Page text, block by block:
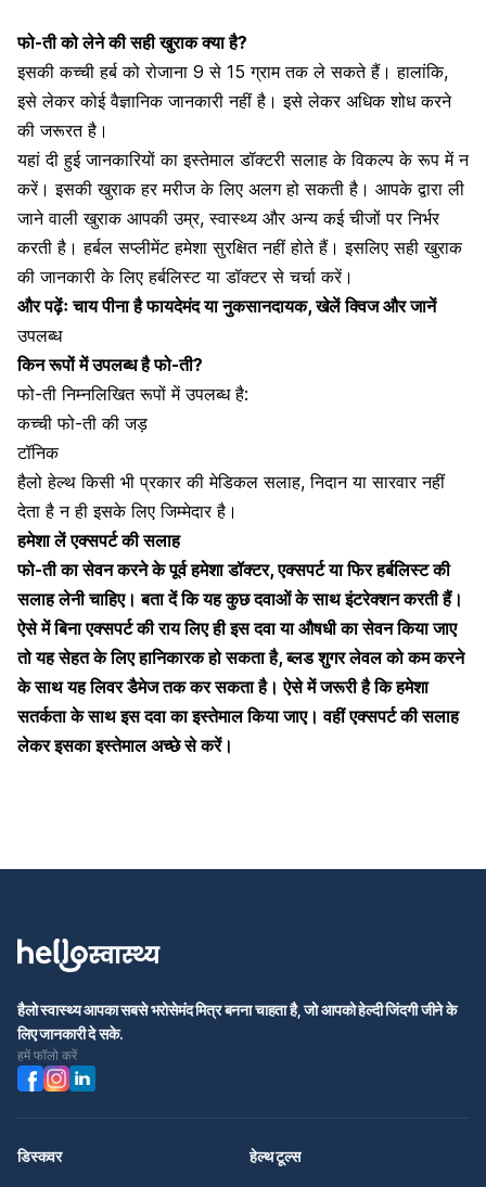
फो-ती को लेने की सही खुराक क्या है?
इसकी कच्ची हर्ब को रोजाना 9 से 15 ग्राम तक ले सकते हैं। हालांकि,
इसे लेकर कोई वैज्ञानिक जानकारी नहीं है। इसे लेकर अधिक शोध करने
की जरूरत है।
यहां दी हुई जानकारियों का इस्तेमाल डॉक्टरी सलाह के विकल्प के रूप में न
करें। इसकी खुराक हर मरीज के लिए अलग हो सकती है। आपके द्वारा ली
जाने वाली खुराक आपकी उम्र, स्वास्थ्य और अन्य कई चीजों पर निर्भर
करती है। हर्बल सप्लीमेंट हमेशा सुरक्षित नहीं होते हैं। इसलिए सही खुराक
की जानकारी के लिए हर्बलिस्ट या डॉक्टर से चर्चा करें।
और पढ़ेंःचाय पीना है फायदेमंद या नुकसानदायक, खेलें क्विज और जानें
उपलब्ध
किन रूपों में उपलब्ध है फो-ती?
फो-ती निम्नलिखित रूपों में उपलब्ध है:
कच्ची फो-ती की जड़
टॉनिक
हैलो हेल्थ किसी भी प्रकार की मेडिकल सलाह, निदान या सारवार नहीं
देता है न ही इसके लिए जिम्मेदार है।
हमेशा लें एक्सपर्ट की सलाह
फो-ती का सेवन करने के पूर्व हमेशा डॉक्टर, एक्सपर्ट या फिर हर्बलिस्ट की
सलाह लेनी चाहिए। बता दें कि यह कुछ दवाओं के साथ इंटरेक्शन करती हैं।
ऐसे में बिना एक्सपर्ट की राय लिए ही इस दवा या औषधी का सेवन किया जाए
तो यह सेहत के लिए हानिकारक हो सकता है, ब्लड शुगर लेवल को कम करने
के साथ यह लिवर डैमेज तक कर सकता है। ऐसे में जरूरी है कि हमेशा
सतर्कता के साथ इस दवा का इस्तेमाल किया जाए। वहीं एक्सपर्ट की सलाह
लेकर इसका इस्तेमाल अच्छे से करें।
हैलो स्वास्थ्य आपका सबसे भरोसेमंद मित्र बनना चाहता है, जो आपको हेल्दी जिंदगी जीने के
लिए जानकारी दे सके.
हमें फॉलो करें
डिस्कवर हेल्थ टूल्स